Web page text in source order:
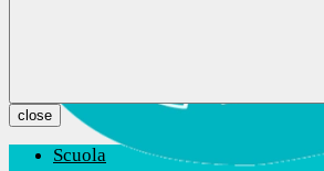
close
Scuola